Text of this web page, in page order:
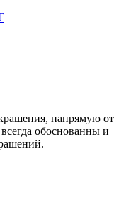
напрямую от
обоснованны и